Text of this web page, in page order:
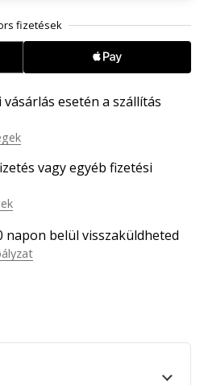
esetén a szállítás
vagy egyéb fizetési
napon belül visszaküldheted